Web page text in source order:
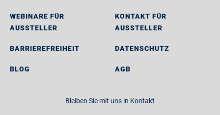
WEBINARE FÜR
AUSSTELLER
BARRIEREFREIHEIT
BLOG
KONTAKT FÜR
AUSSTELLER
DATENSCHUTZ
AGB
Bleiben Sie mit uns in Kontakt